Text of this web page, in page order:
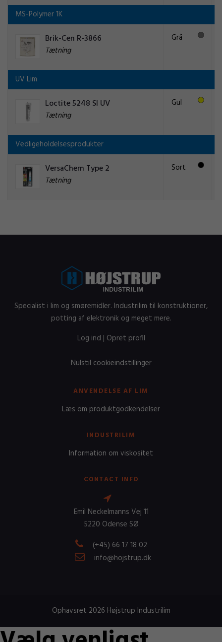
MS-Polymer 1K
Brik-Cen R-3866
Tætning
Grå
UV Lim
Loctite 5248 SI UV
Tætning
Gul
Vedligeholdelsesprodukter
VersaChem Type 2
Tætning
Sort
Specialist i lim og smøremidler. Industrilim til konstruktioner,
potting af elektronik og meget mere.
Log ind | Opret profil
Nulstil cookieindstillinger
ANVENDELSE AF LIM
Læs om produktgodkendelser
INDUSTRILIM
Information om viskositet
CONTACT INFO
Emil Neckelmanns Vej 11
5220 Odense SØ
(+45) 66 17 18 02
info@hojstrup.dk
Ophavsret 2026 Højstrup Industrilim